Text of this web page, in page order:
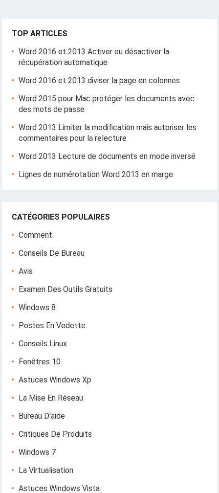
TOP ARTICLES
Word 2016 et 2013 Activer ou désactiver la
récupération automatique
Word 2016 et 2013 diviser la page en colonnes
Word 2015 pour Mac protéger les documents avec
des mots de passe
Word 2013 Limiter la modification mais autoriser les
commentaires pour la relecture
Word 2013 Lecture de documents en mode inversé
Lignes de numérotation Word 2013 en marge
CATÉGORIES POPULAIRES
Comment
Conseils De Bureau
Avis
Examen Des Outils Gratuits
Windows 8
Postes En Vedette
Conseils Linux
Fenêtres 10
Astuces Windows Xp
La Mise En Réseau
Bureau D'aide
Critiques De Produits
Windows 7
La Virtualisation
Astuces Windows Vista